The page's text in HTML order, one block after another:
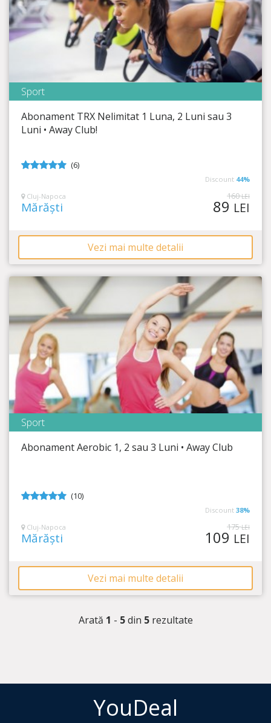
Timp Rămas
Sport
Abonament TRX Nelimitat 1 Luna, 2 Luni sau 3
Luni • Away Club!
(6)
Discount 44%
Cluj-Napoca
Mărăști
160LEI
89 LEI
Vezi mai multe detalii
Timp Rămas
Sport
Abonament Aerobic 1, 2 sau 3 Luni • Away Club
(10)
Discount 38%
Cluj-Napoca
Mărăști
175LEI
109 LEI
Vezi mai multe detalii
Arată 1 - 5din 5rezultate
YouDeal